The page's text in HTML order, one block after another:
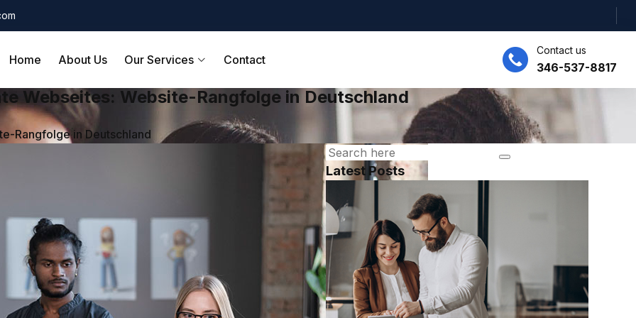
Home About Us Our Services Contact
Contact us
346-537-8817
Webseites: Website-Rangfolge in Deutschland
Rangfolge in Deutschland
Latest Posts